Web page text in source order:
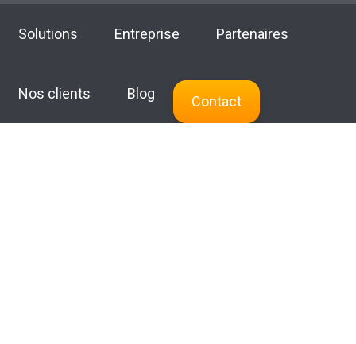
Solutions Entreprise Partenaires
Nos clients Blog Contact